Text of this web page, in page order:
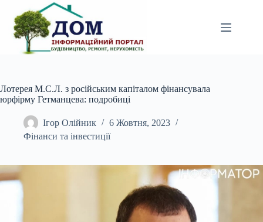
вмісту
Лотерея М.С.Л. з російським капіталом фінансувала
юрфірму Гетманцева: подробиці
Ігор Олійник
6 Жовтня, 2023
Фінанси та інвестиції